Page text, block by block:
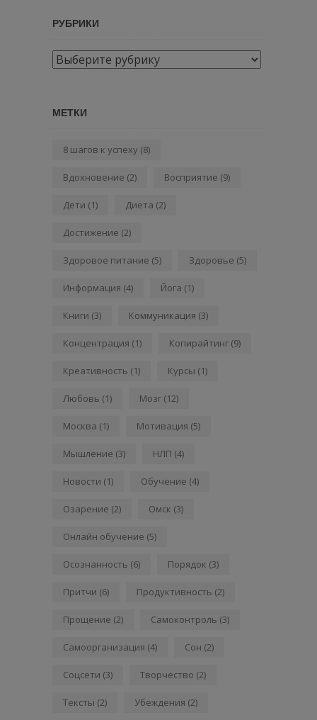
РУБРИКИ
Рубрики
МЕТКИ
8 шагов к успеху (8)
Вдохновение (2) Восприятие (9)
Дети (1) Диета (2)
Достижение (2)
Здоровое питание (5) Здоровье (5)
Информация (4) Йога (1)
Книги (3) Коммуникация (3)
Концентрация (1) Копирайтинг (9)
Креативность (1) Курсы (1)
Любовь (1) Мозг (12)
Москва (1) Мотивация (5)
Мышление (3) НЛП (4)
Новости (1) Обучение (4)
Озарение (2) Омск (3)
Онлайн обучение (5)
Осознанность (6) Порядок (3)
Притчи (6) Продуктивность (2)
Прощение (2) Самоконтроль (3)
Самоорганизация (4) Сон (2)
Соцсети (3) Творчество (2)
Тексты (2) Убеждения (2)